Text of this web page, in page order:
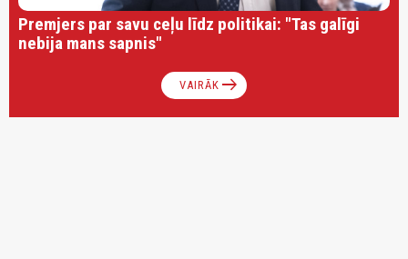
Premjers par savu ceļu līdz politikai: "Tas galīgi
nebija mans sapnis"
VAIRĀK arrow_right_alt